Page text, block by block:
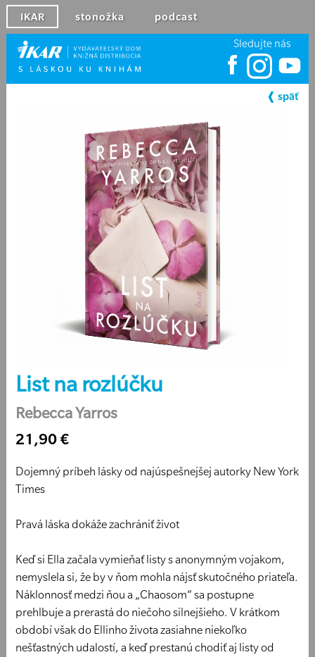
IKAR stonožka podcast
Sledujte nás
List na rozlúčku
Rebecca Yarros
21,90 €
Dojemný príbeh lásky od najúspešnejšej autorky New York
Times
Pravá láska dokáže zachrániť život
Keď si Ella začala vymieňať listy s anonymným vojakom,
nemyslela si, že by v ňom mohla nájsť skutočného priateľa.
Náklonnosť medzi ňou a „Chaosom“ sa postupne
prehlbuje a prerastá do niečoho silnejšieho. V krátkom
období však do Ellinho života zasiahne niekoľko
nešťastných udalostí, a keď prestanú chodiť aj listy od
❰ späť